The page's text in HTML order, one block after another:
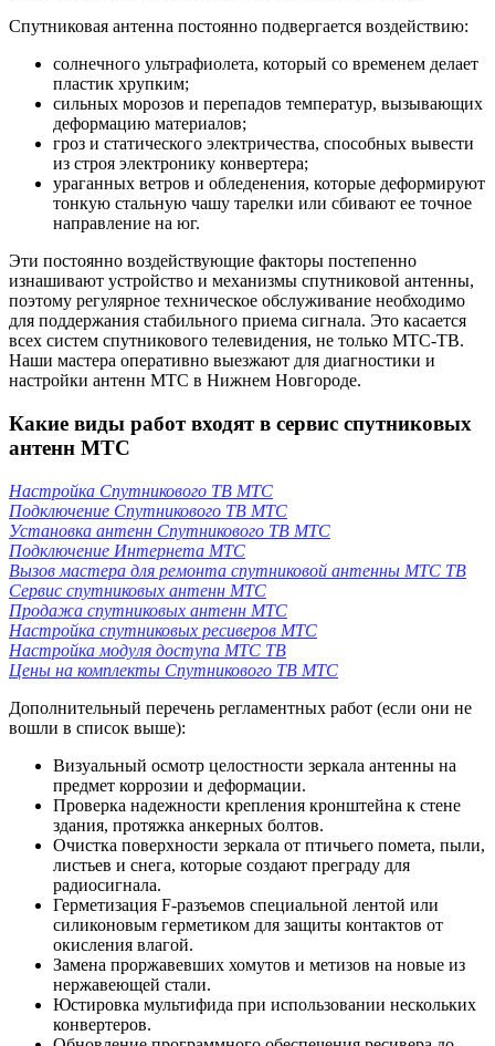
Спутниковая антенна постоянно подвергается воздействию:
солнечного ультрафиолета, который со временем делает
пластик хрупким;
сильных морозов и перепадов температур, вызывающих
деформацию материалов;
гроз и статического электричества, способных вывести
из строя электронику конвертера;
ураганных ветров и обледенения, которые деформируют
тонкую стальную чашу тарелки или сбивают ее точное
направление на юг.
Эти постоянно воздействующие факторы постепенно
изнашивают устройство и механизмы спутниковой антенны,
поэтому регулярное техническое обслуживание необходимо
для поддержания стабильного приема сигнала. Это касается
всех систем спутникового телевидения, не только МТС-ТВ.
Наши мастера оперативно выезжают для диагностики и
настройки антенн МТС в Нижнем Новгороде.
Какие виды работ входят в сервис спутниковых
антенн МТС
Настройка Спутникового ТВ МТС
Подключение Спутникового ТВ МТС
Установка антенн Спутникового ТВ МТС
Подключение Интернета МТС
Вызов мастера для ремонта спутниковой антенны МТС ТВ
Сервис спутниковых антенн МТС
Продажа спутниковых антенн МТС
Настройка спутниковых ресиверов МТС
Настройка модуля доступа МТС ТВ
Цены на комплекты Спутникового ТВ МТС
Дополнительный перечень регламентных работ (если они не
вошли в список выше):
Визуальный осмотр целостности зеркала антенны на
предмет коррозии и деформации.
Проверка надежности крепления кронштейна к стене
здания, протяжка анкерных болтов.
Очистка поверхности зеркала от птичьего помета, пыли,
листьев и снега, которые создают преграду для
радиосигнала.
Герметизация F-разъемов специальной лентой или
силиконовым герметиком для защиты контактов от
окисления влагой.
Замена проржавевших хомутов и метизов на новые из
нержавеющей стали.
Юстировка мультифида при использовании нескольких
конвертеров.